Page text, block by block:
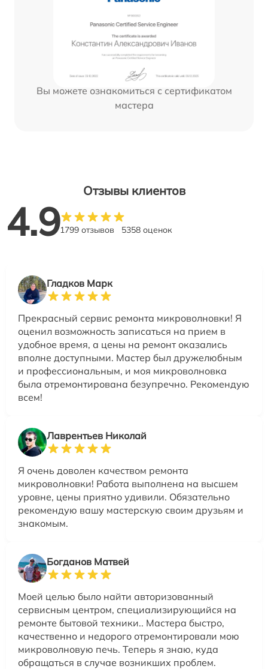
Вы можете ознакомиться с сертификатом
мастера
Отзывы клиентов
4.91799 отзывов 5358 оценок
Гладков Марк
Прекрасный сервис ремонта микроволновки! Я
оценил возможность записаться на прием в
удобное время, а цены на ремонт оказались
вполне доступными. Мастер был дружелюбным
и профессиональным, и моя микроволновка
была отремонтирована безупречно. Рекомендую
всем!
Лаврентьев Николай
Я очень доволен качеством ремонта
микроволновки! Работа выполнена на высшем
уровне, цены приятно удивили. Обязательно
рекомендую вашу мастерскую своим друзьям и
знакомым.
Богданов Матвей
Моей целью было найти авторизованный
сервисным центром, специализирующийся на
ремонте бытовой техники.. Мастера быстро,
качественно и недорого отремонтировали мою
микроволновую печь. Теперь я знаю, куда
обращаться в случае возникших проблем.